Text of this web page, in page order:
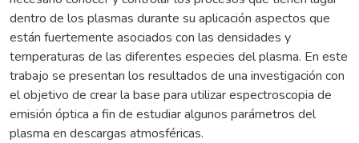
dentro de los plasmas durante su aplicación aspectos que
están fuertemente asociados con las densidades y
temperaturas de las diferentes especies del plasma. En este
trabajo se presentan los resultados de una investigación con
el objetivo de crear la base para utilizar espectroscopia de
emisión óptica a fin de estudiar algunos parámetros del
plasma en descargas atmosféricas.